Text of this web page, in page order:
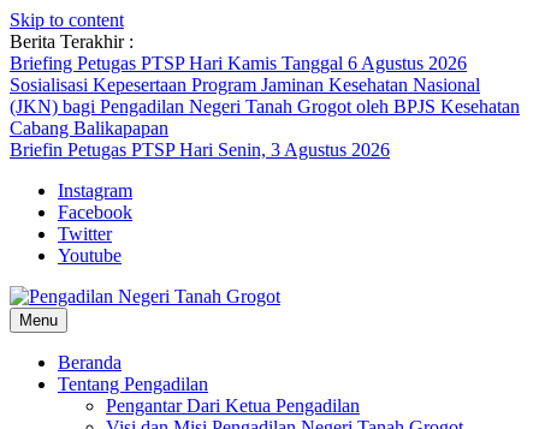
Skip to content
Berita Terakhir :
Briefing Petugas PTSP Hari Kamis Tanggal 6 Agustus 2026
Sosialisasi Kepesertaan Program Jaminan Kesehatan Nasional
(JKN) bagi Pengadilan Negeri Tanah Grogot oleh BPJS Kesehatan
Cabang Balikapapan
Briefin Petugas PTSP Hari Senin, 3 Agustus 2026
Instagram
Facebook
Twitter
Youtube
Menu
Beranda
Tentang Pengadilan
Pengantar Dari Ketua Pengadilan